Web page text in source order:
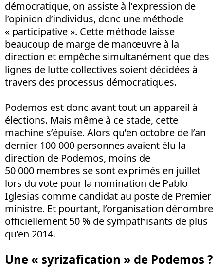
démocratique, on assiste à l’expression de
l’opinion d’individus, donc une méthode
« participative ». Cette méthode laisse
beaucoup de marge de manœuvre à la
direction et empêche simultanément que des
lignes de lutte collectives soient décidées à
travers des processus démocratiques.
Podemos est donc avant tout un appareil à
élections. Mais même à ce stade, cette
machine s’épuise. Alors qu’en octobre de l’an
dernier 100 000 personnes avaient élu la
direction de Podemos, moins de
50 000 membres se sont exprimés en juillet
lors du vote pour la nomination de Pablo
Iglesias comme candidat au poste de Premier
ministre. Et pourtant, l’organisation dénombre
officiellement 50 % de sympathisants de plus
qu’en 2014.
Une « syrizafication » de Podemos ?